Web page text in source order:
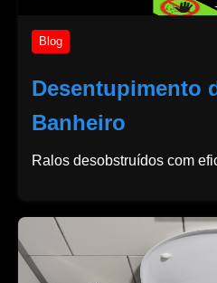
Blog
Desentupimento
Banheiro
Ralos desobstruídos com